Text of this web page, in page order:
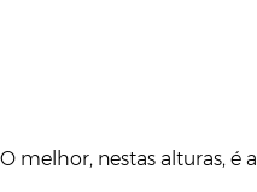
O melhor, nestas alturas, é